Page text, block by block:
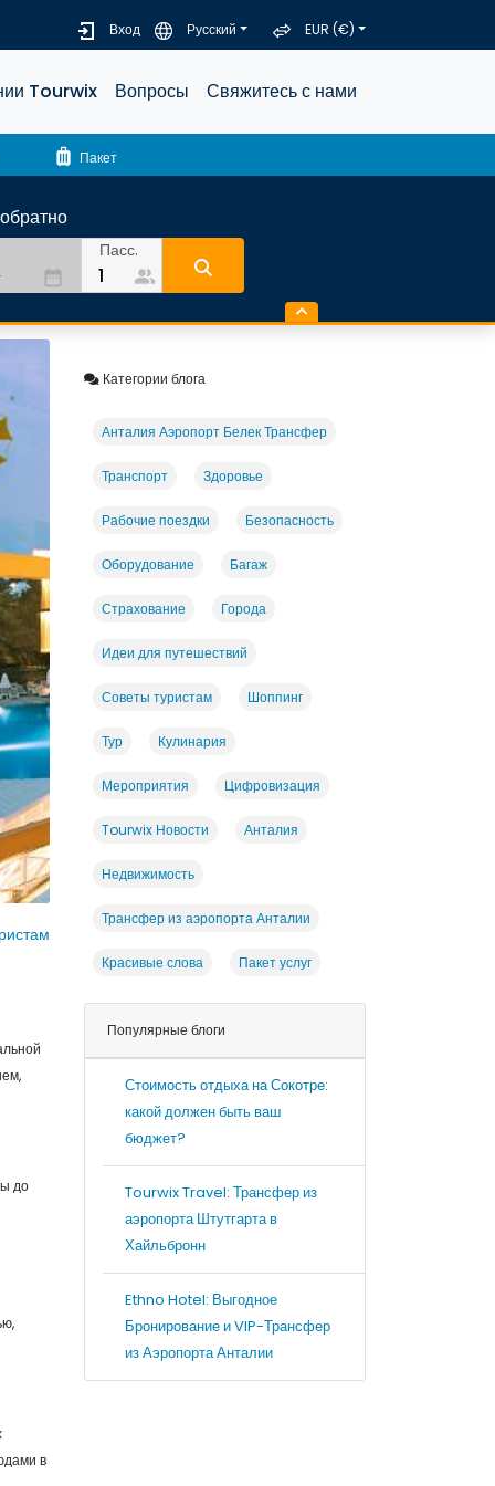
Вход Русский EUR (€)
Tourwix Вопросы Свяжитесь с нами
luggage Пакет
date_range
Пасс.
people_alt
до
в
Категории блога
Анталия Аэропорт Белек Трансфер
Транспорт Здоровье
Рабочие поездки Безопасность
Оборудование Багаж
Страхование Города
Идеи для путешествий
Советы туристам Шоппинг
Тур Кулинария
Мероприятия Цифровизация
Tourwix Новости Анталия
Недвижимость
Трансфер из аэропорта Анталии
Красивые слова Пакет услуг
Популярные блоги
Стоимость отдыха на Сокотре:
какой должен быть ваш
бюджет?
Tourwix Travel: Трансфер из
аэропорта Штутгарта в
Хайльбронн
Ethno Hotel: Выгодное
Бронирование и VIP-Трансфер
из Аэропорта Анталии